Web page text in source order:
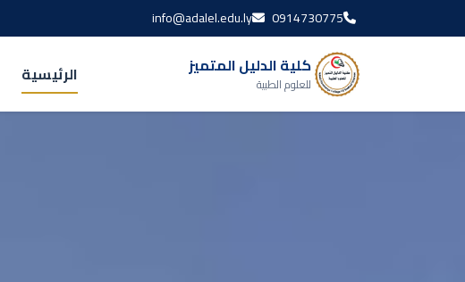
0914730775
info@adalel.edu.ly
كلية الدليل المتميز
للعلوم الطبية الرئيسية